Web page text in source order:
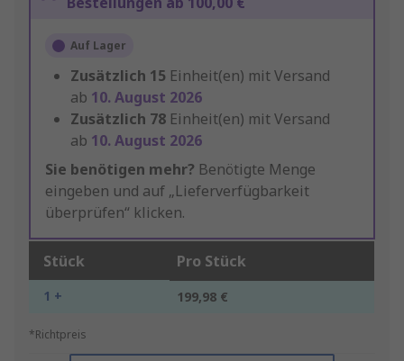
Auf Lager
Zusätzlich 15 Einheit(en) mit Versand
ab 10. August 2026
Zusätzlich 78 Einheit(en) mit Versand
ab 10. August 2026
Sie benötigen mehr? Benötigte Menge
eingeben und auf „Lieferverfügbarkeit
überprüfen“ klicken.
Stück Pro Stück
1 + 199,98 €
*Richtpreis